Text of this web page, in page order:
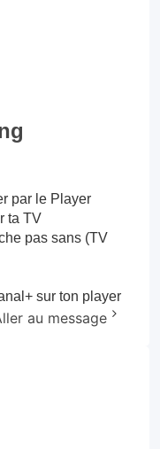
par le Player
ta TV
pas sans (TV
sur ton player
au message